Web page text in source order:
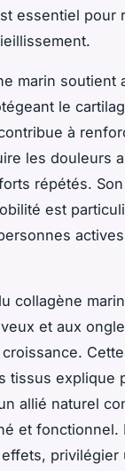
essentiel pour
marin soutient
le
à
les douleurs
répétés.
est
collagène
et aux
tissus explique
allié naturel
et fonctionnel.
privilégier